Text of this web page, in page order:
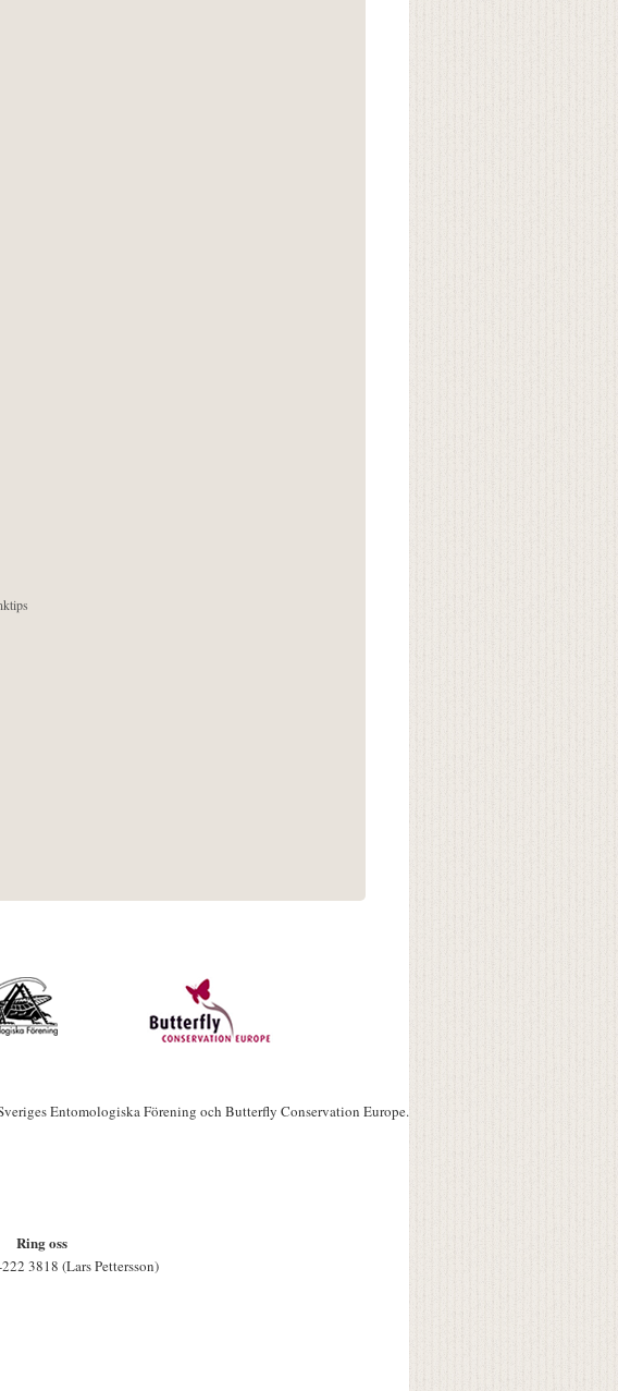
Entomologiska Förening och Butterfly Conservation Europe.
Ring oss
3818 (Lars Pettersson)